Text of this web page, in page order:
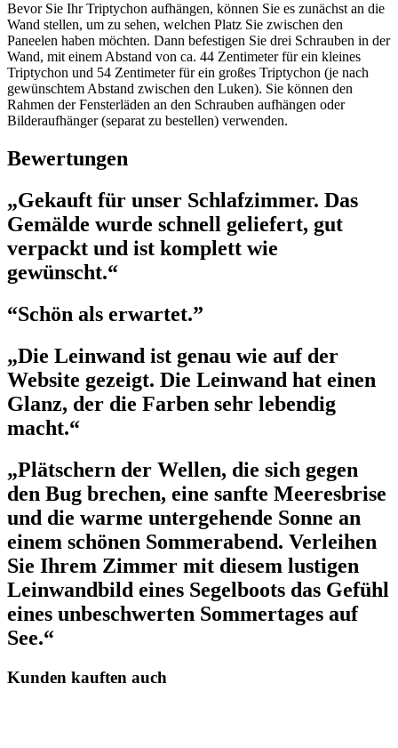
Bevor Sie Ihr Triptychon aufhängen, können Sie es zunächst an die
Wand stellen, um zu sehen, welchen Platz Sie zwischen den
Paneelen haben möchten. Dann befestigen Sie drei Schrauben in der
Wand, mit einem Abstand von ca. 44 Zentimeter für ein kleines
Triptychon und 54 Zentimeter für ein großes Triptychon (je nach
gewünschtem Abstand zwischen den Luken). Sie können den
Rahmen der Fensterläden an den Schrauben aufhängen oder
Bilderaufhänger (separat zu bestellen) verwenden.
Bewertungen
„Gekauft für unser Schlafzimmer. Das
Gemälde wurde schnell geliefert, gut
verpackt und ist komplett wie
gewünscht.“
“Schön als erwartet.”
„Die Leinwand ist genau wie auf der
Website gezeigt. Die Leinwand hat einen
Glanz, der die Farben sehr lebendig
macht.“
„Plätschern der Wellen, die sich gegen
den Bug brechen, eine sanfte Meeresbrise
und die warme untergehende Sonne an
einem schönen Sommerabend. Verleihen
Sie Ihrem Zimmer mit diesem lustigen
Leinwandbild eines Segelboots das Gefühl
eines unbeschwerten Sommertages auf
See.“
Kunden kauften auch